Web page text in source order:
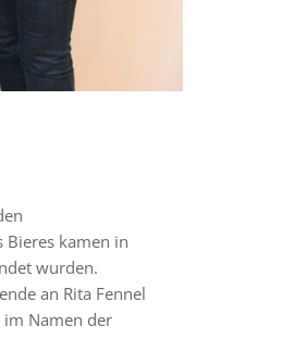
Bieres kamen in
wurden.
an Rita Fennel
im Namen der